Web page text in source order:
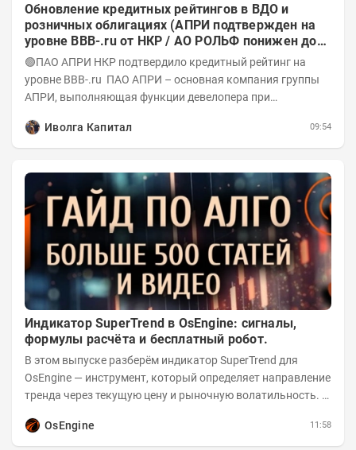
Обновление кредитных рейтингов в ВДО и
розничных облигациях (АПРИ подтвержден на
уровне BBB-.ru от НКР / АО РОЛЬФ понижен до
А-(RU) / Элит Строй присвоен на уровне BBB.ru)
🟢ПАО АПРИ НКР подтвердило кредитный рейтинг на
уровне BBB-.ru ПАО АПРИ – основная компания группы
АПРИ, выполняющая функции девелопера при
Иволга Капитал
09:54
Индикатор SuperTrend в OsEngine: сигналы,
формулы расчёта и бесплатный робот.
В этом выпуске разберём индикатор SuperTrend для
OsEngine — инструмент, который определяет направление
тренда через текущую цену и рыночную волатильность. В
OsEngine
11:58